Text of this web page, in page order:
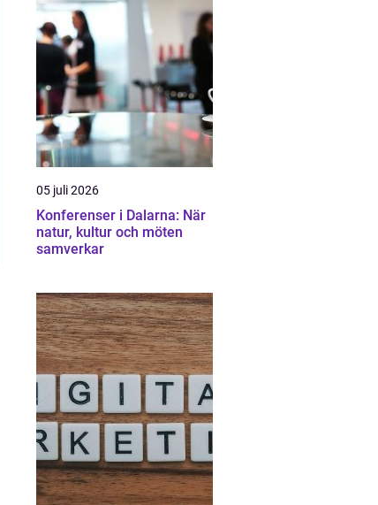
05 juli 2026
Konferenser i Dalarna: När
natur, kultur och möten
samverkar